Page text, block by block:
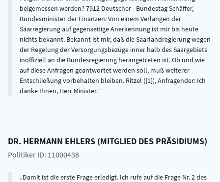
beigemessen werden? 7912 Deutscher - Bundestag Schäffer,
Bundesminister der Finanzen: Von einem Verlangen der
Saarregierung auf gegenseitige Anerkennung ist mir bis heute
nichts bekannt. Bekannt ist mir, daß die Saarlandregierung wegen
der Regelung der Versorgungsbezüge inner halb des Saargebiets
inoffiziell an die Bundesregierung herangetreten ist. Ob und wie
auf diese Anfragen geantwortet werden soll, muß weiterer
Entschließung vorbehalten bleiben. Ritzel ({1}), Anfragender: Ich
danke Ihnen, Herr Minister.
DR. HERMANN EHLERS (MITGLIED DES PRÄSIDIUMS)
Politiker ID: 11000438
Damit ist die erste Frage erledigt. Ich rufe auf die Frage Nr. 2 des